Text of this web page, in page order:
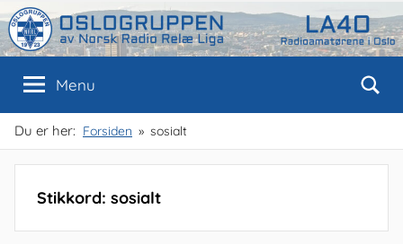
Skip
to
content
Oslogruppen
av
NRRL
Oslo
Menu
Du er her: Forsiden sosialt
Stikkord: sosialt